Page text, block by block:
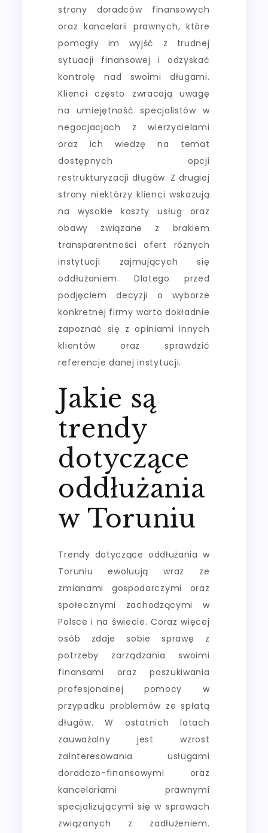
strony doradców finansowych
oraz kancelarii prawnych, które
pomogły im wyjść z trudnej
sytuacji finansowej i odzyskać
kontrolę nad swoimi długami.
Klienci często zwracają uwagę
na umiejętność specjalistów w
negocjacjach z wierzycielami
oraz ich wiedzę na temat
dostępnych opcji
restrukturyzacji długów. Z drugiej
strony niektórzy klienci wskazują
na wysokie koszty usług oraz
obawy związane z brakiem
transparentności ofert różnych
instytucji zajmujących się
oddłużaniem. Dlatego przed
podjęciem decyzji o wyborze
konkretnej firmy warto dokładnie
zapoznać się z opiniami innych
klientów oraz sprawdzić
referencje danej instytucji.
Jakie są
trendy
dotyczące
oddłużania
w Toruniu
Trendy dotyczące oddłużania w
Toruniu ewoluują wraz ze
zmianami gospodarczymi oraz
społecznymi zachodzącymi w
Polsce i na świecie. Coraz więcej
osób zdaje sobie sprawę z
potrzeby zarządzania swoimi
finansami oraz poszukiwania
profesjonalnej pomocy w
przypadku problemów ze spłatą
długów. W ostatnich latach
zauważalny jest wzrost
zainteresowania usługami
doradczo-finansowymi oraz
kancelariami prawnymi
specjalizującymi się w sprawach
związanych z zadłużeniem.